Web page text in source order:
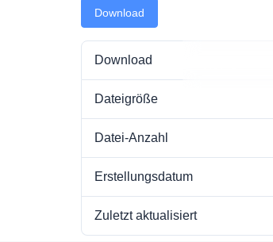
Download
Download
Dateigröße
Datei-Anzahl
Erstellungsdatum
Zuletzt aktualisiert